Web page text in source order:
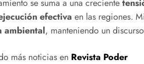
se suma a una creciente
efectiva en las regiones.
ambiental, manteniendo un
más noticias en Revista Poder